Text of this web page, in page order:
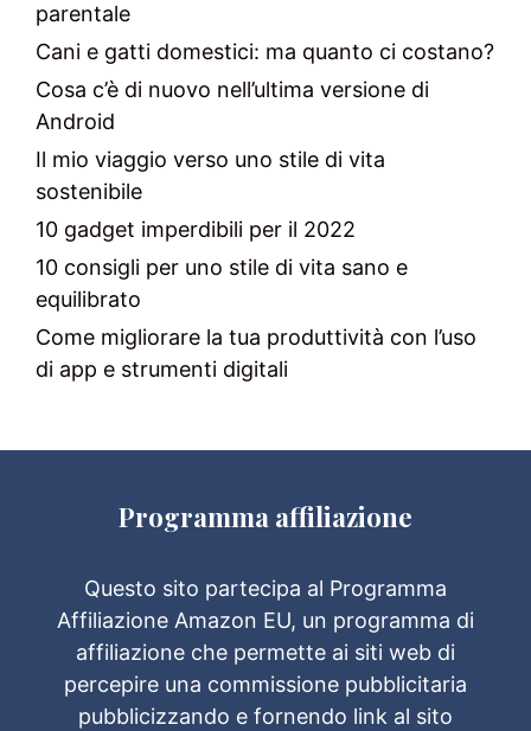
parentale
Cani e gatti domestici: ma quanto ci costano?
Cosa c’è di nuovo nell’ultima versione di
Android
Il mio viaggio verso uno stile di vita
sostenibile
10 gadget imperdibili per il 2022
10 consigli per uno stile di vita sano e
equilibrato
Come migliorare la tua produttività con l’uso
di app e strumenti digitali
Programma affiliazione
Questo sito partecipa al Programma
Affiliazione Amazon EU, un programma di
affiliazione che permette ai siti web di
percepire una commissione pubblicitaria
pubblicizzando e fornendo link al sito